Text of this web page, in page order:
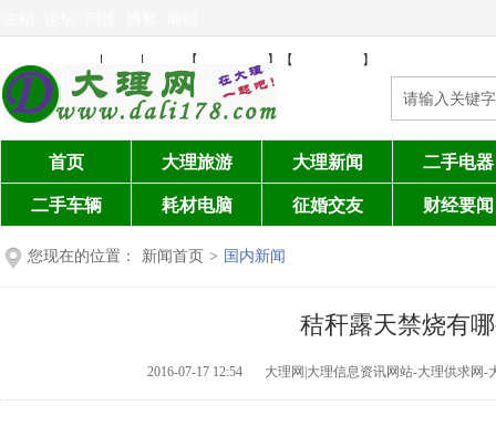
| | 【 】【 】
首页 大理旅游 大理新闻 二手电器
二手车辆 耗材电脑 征婚交友 财经要闻
您现在的位置： 新闻首页 > 国内新闻
秸秆露天禁烧有
2016-07-17 12:54 大理网|大理信息资讯网站-大理供求网-